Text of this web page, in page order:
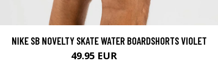
NIKE SB NOVELTY SKATE WATER BOARDSHORTS VIOLET
49.95 EUR